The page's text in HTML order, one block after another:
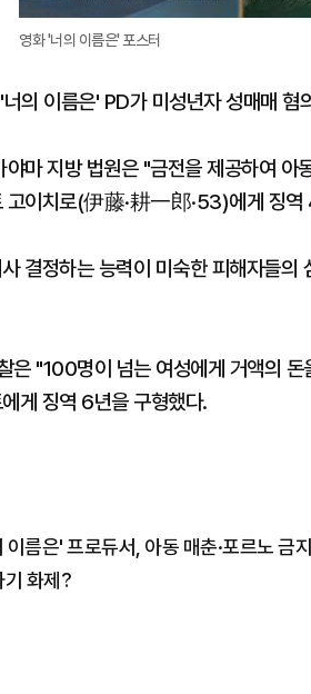
영화 '너의 이름은' 포스터
의 이름은' PD가 미성년자 성매매
마 지방 법원은 "금전을 제공하여 아
고이치로(伊藤·耕一郎·53)에게 징역
결정하는 능력이 미숙한 피해자들의
은 "100명이 넘는 여성에게 거액의
게 징역 6년을 구형했다.
이름은' 프로듀서, 아동 매춘·포르노 금
기 화제?